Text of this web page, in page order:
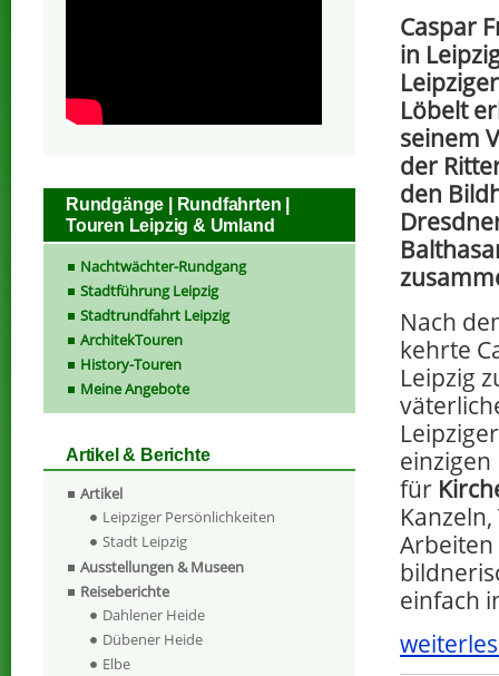
Caspar
in
Löbelt
seinem
der
den
Nach
kehrte
Leipzig
für
einfach
Rundgänge | Rundfahrten |
Touren Leipzig & Umland
Nachtwächter-Rundgang
Stadtführung Leipzig
Stadtrundfahrt Leipzig
ArchitekTouren
History-Touren
Meine Angebote
Artikel & Berichte
Artikel
Leipziger Persönlichkeiten
Stadt Leipzig
Ausstellungen & Museen
Reiseberichte
Dahlener Heide
Dübener Heide
Elbe